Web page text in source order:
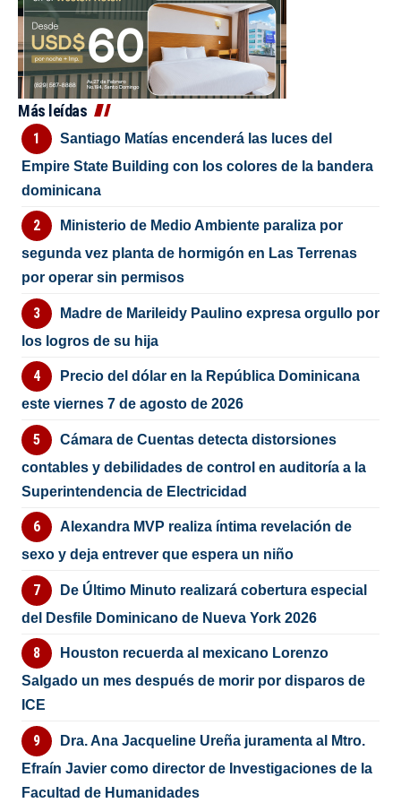
Más leídas
Santiago Matías encenderá las luces del
Empire State Building con los colores de la bandera
dominicana
Ministerio de Medio Ambiente paraliza por
segunda vez planta de hormigón en Las Terrenas
por operar sin permisos
Madre de Marileidy Paulino expresa orgullo por
los logros de su hija
Precio del dólar en la República Dominicana
este viernes 7 de agosto de 2026
Cámara de Cuentas detecta distorsiones
contables y debilidades de control en auditoría a la
Superintendencia de Electricidad
Alexandra MVP realiza íntima revelación de
sexo y deja entrever que espera un niño
De Último Minuto realizará cobertura especial
del Desfile Dominicano de Nueva York 2026
Houston recuerda al mexicano Lorenzo
Salgado un mes después de morir por disparos de
ICE
Dra. Ana Jacqueline Ureña juramenta al Mtro.
Efraín Javier como director de Investigaciones de la
Facultad de Humanidades